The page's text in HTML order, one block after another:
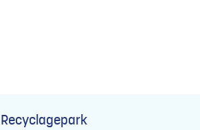
Contact
Recyclagepark